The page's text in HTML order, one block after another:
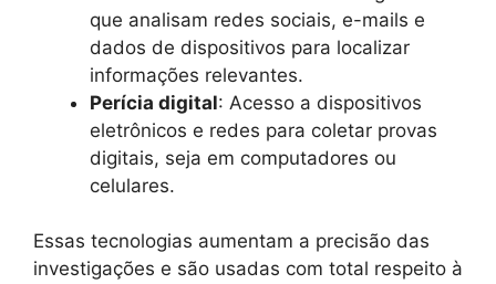
que analisam redes sociais, e-mails e
dados de dispositivos para localizar
informações relevantes.
Perícia digital: Acesso a dispositivos
eletrônicos e redes para coletar provas
digitais, seja em computadores ou
celulares.
Essas tecnologias aumentam a precisão das
investigações e são usadas com total respeito à